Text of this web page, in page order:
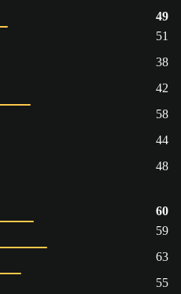
49
51
38
42
58
44
48
60
59
63
55